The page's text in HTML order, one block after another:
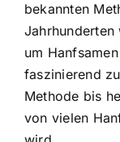
bekannten
um
faszinierend
Methode bis
von vielen